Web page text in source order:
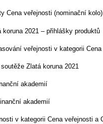
veřejnosti (nominační
2021 – přihlášky produktů
veřejnosti v kategorii Cena
Zlatá koruna 2021
akademií
akademií
v kategorii Cena veřejnosti a